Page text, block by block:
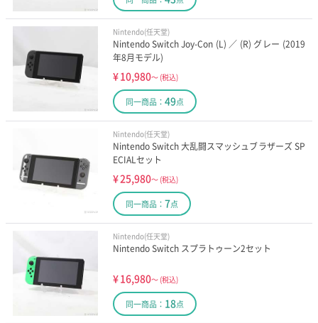
Nintendo(任天堂)
Nintendo Switch Joy-Con (L) ／ (R) グレー (2019
年8月モデル)
¥10,980～ (税込)
同一商品： 49点
Nintendo(任天堂)
Nintendo Switch 大乱闘スマッシュブラザーズ SP
ECIALセット
¥25,980～ (税込)
同一商品： 7点
Nintendo(任天堂)
Nintendo Switch スプラトゥーン2セット
¥16,980～ (税込)
同一商品： 18点